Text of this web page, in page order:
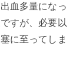
血多量になっ
すが、必要以
に至ってしま